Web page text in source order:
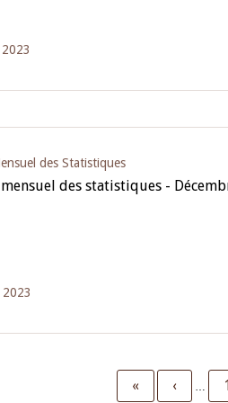
des Statistiques
des statistiques -
First
«
Previous
‹ …